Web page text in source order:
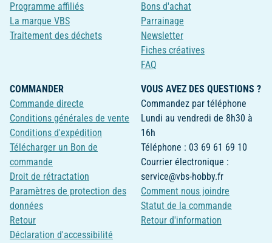
Programme affiliés
La marque VBS
Traitement des déchets
Bons d'achat
Parrainage
Newsletter
Fiches créatives
FAQ
COMMANDER
Commande directe
Conditions générales de vente
Conditions d'expédition
Télécharger un Bon de
commande
Droit de rétractation
Paramètres de protection des
données
Retour
Déclaration d'accessibilité
VOUS AVEZ DES QUESTIONS ?
Commandez par téléphone
Lundi au vendredi de 8h30 à
16h
Téléphone : 03 69 61 69 10
Courrier électronique :
service@vbs-hobby.fr
Comment nous joindre
Statut de la commande
Retour d'information